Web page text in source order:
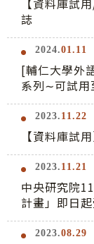
【資料庫試
誌
2024.01.11
[輔仁大學外
系列∼可試用
2023. 11.22
【資料庫試
2023. 11.21
中央研究院
計畫」即日
2023.08.29